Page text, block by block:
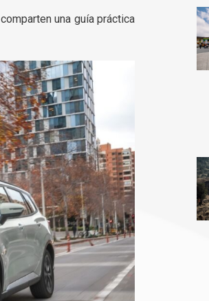
comparten una guía práctica